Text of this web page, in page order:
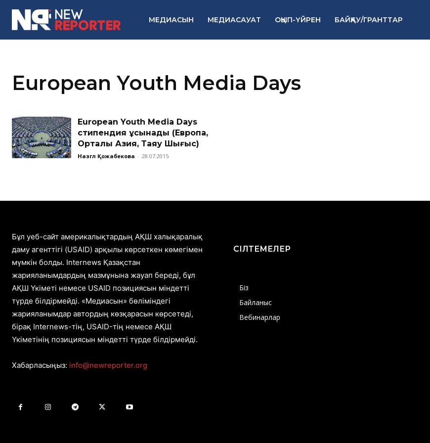
МЕДИАСЫН МЕДИАСАУАТ ОҚЫП-ҮЙРЕН БАЙҚАУ/ГРАНТТАР
European Youth Media Days
European Youth Media Days
стипендия ұсынады (Европа,
Орталық Азия, Таяу Шығыс)
Назгүл Қожабекова - 28.07.2015
Бұл уеб-сайт америкалықтардың АҚШ халықаралық
даму агенттігі (USAID) арқылы көрсеткен көмегімен
мүмкін болды. Internews Қазақстан
жарияланымдардың мазмұнына жауап береді, бұл
АҚШ Үкіметі немесе USAID позициясын міндетті
түрде білдірмейді. «Медиасын» бөліміндегі
жарияланымдар автордың көзқарасын көрсетеді,
бірақ Internews-тің, USAID-тің немесе АҚШ
Үкіметінің позициясын міндетті түрде білдірмейді.
Хабарласыңыз: info@newreporter.org
СІЛТЕМЕЛЕР
Біз
Байланыс
Вебинарлар